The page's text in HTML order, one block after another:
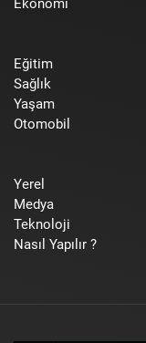
Ekonomi
Eğitim
Sağlık
Yaşam
Otomobil
Yerel
Medya
Teknoloji
Nasıl Yapılır ?